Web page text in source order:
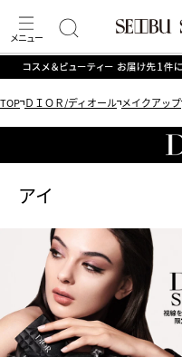
TOP ＤＩＯＲ/ディオール メイクアップ
アイ